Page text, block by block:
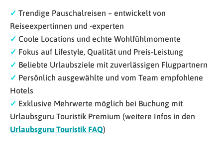
✓ Trendige Pauschalreisen – entwickelt von
Reiseexpertinnen und -experten
✓ Coole Locations und echte Wohlfühlmomente
✓ Fokus auf Lifestyle, Qualität und Preis-Leistung
✓ Beliebte Urlaubsziele mit zuverlässigen Flugpartnern
✓ Persönlich ausgewählte und vom Team empfohlene
Hotels
✓ Exklusive Mehrwerte möglich bei Buchung mit
Urlaubsguru Touristik Premium (weitere Infos in den
Urlaubsguru Touristik FAQ)